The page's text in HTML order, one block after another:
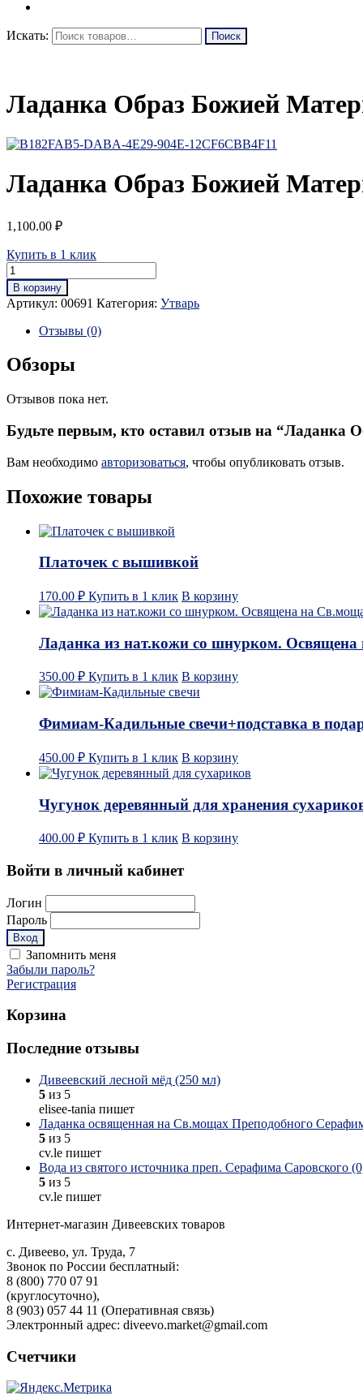
Искать:
Ладанка Образ Божией
Ладанка Образ Божией
1,100.00 ₽
Купить в 1 клик
В корзину
Артикул: 00691 Категория: Утварь
Отзывы (0)
Обзоры
Отзывов пока нет.
Будьте первым, кто оставил отзыв на “Ладанка
Вам необходимо авторизоваться, чтобы опубликовать отзыв.
Похожие товары
Платочек с вышивкой
170.00 ₽ Купить в 1 клик В корзину
Ладанка из нат.кожи со шнурком.
350.00 ₽ Купить в 1 клик В корзину
Фимиам-Кадильные свечи+подставка в
450.00 ₽ Купить в 1 клик В корзину
Чугунок деревянный для хранения
400.00 ₽ Купить в 1 клик В корзину
Войти в личный кабинет
Логин
Пароль
Запомнить меня
Забыли пароль?
Регистрация
Корзина
Последние отзывы
Дивеевский лесной мёд (250 мл)
5 из 5
elisee-tania пишет
Ладанка освященная на Св.мощах Преподобного
5 из 5
cv.le пишет
Вода из святого источника преп. Серафима Саровского
5 из 5
cv.le пишет
Интернет-магазин Дивеевских товаров
с. Дивеево, ул. Труда, 7
Звонок по России бесплатный:
8 (800) 770 07 91
(круглосуточно),
8 (903) 057 44 11 (Оперативная связь)
Электронный адрес: diveevo.market@gmail.com
Счетчики